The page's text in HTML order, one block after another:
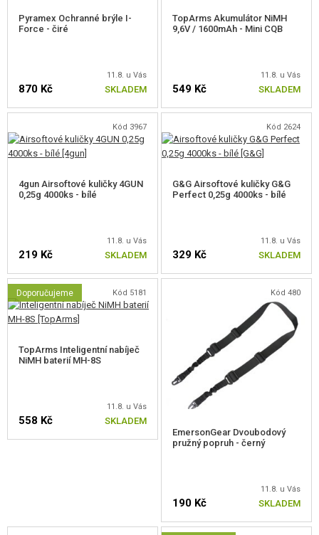
Nejedná se o bezejmenou masu identických kopií zbraní. Každá zbraň má
své unikátní sériové číslo. Nabízíme více než 30 různých modelů.
E&C zbraně jsou známy pro svoji spolehlivost. Poruchovost je méně než
1,5% - to je několikanásobně níže než je průměr a Vy tak dostáváte za své
peníze spolehlivou zbraň.
Pyramex Ochranné brýle I-
Force - čiré
11.8. u Vás
870 Kč SKLADEM
TopArms Akumulátor NiMH
9,6V / 1600mAh - Mini CQB
11.8. u Vás
549 Kč SKLADEM
Kód 3967
4gun Airsoftové kuličky 4GUN
0,25g 4000ks - bílé
11.8. u Vás
219 Kč SKLADEM
Kód 2624
G&G Airsoftové kuličky G&G
Perfect 0,25g 4000ks - bílé
11.8. u Vás
329 Kč SKLADEM
Doporučujeme Kód 5181
TopArms Inteligentní nabíječ
NiMH baterií MH-8S
11.8. u Vás
558 Kč SKLADEM
Kód 480
EmersonGear Dvoubodový
pružný popruh - černý
11.8. u Vás
190 Kč SKLADEM